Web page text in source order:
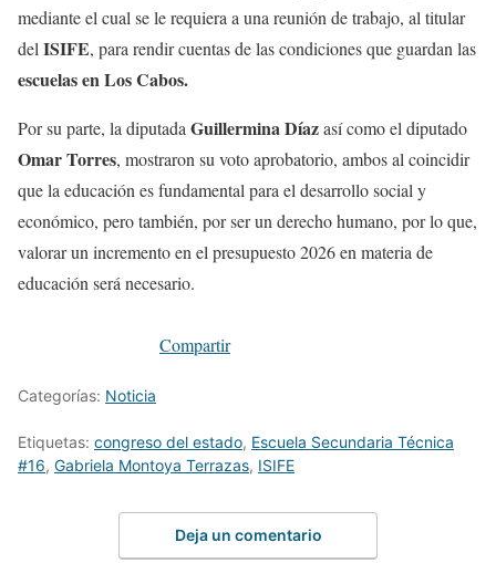
mediante el cual se le requiera a una reunión de trabajo, al titular
del ISIFE, para rendir cuentas de las condiciones que guardan las
escuelas en Los Cabos.
Por su parte, la diputada Guillermina Díazasí como el diputado
Omar Torres, mostraron su voto aprobatorio, ambos al coincidir
que la educación es fundamental para el desarrollo social y
económico, pero también, por ser un derecho humano, por lo que,
valorar un incremento en el presupuesto 2026 en materia de
educación será necesario.
Compartir
Categorías: Noticia
Etiquetas: congreso del estado, Escuela Secundaria Técnica
#16, Gabriela Montoya Terrazas, ISIFE
Deja un comentario